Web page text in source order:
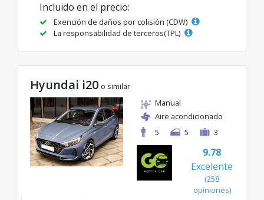
Incluido en el precio:
Exención de daños por colisión (CDW)
La responsabilidad de terceros(TPL)
Hyundai i20 o similar
Manual
Aire acondicionado
5
5 3
9.78
Excelente
(258
opiniones)